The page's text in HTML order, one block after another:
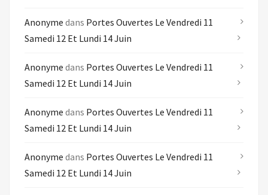
Anonyme dans Portes Ouvertes Le Vendredi 11
Samedi 12 Et Lundi 14 Juin
Anonyme dans Portes Ouvertes Le Vendredi 11
Samedi 12 Et Lundi 14 Juin
Anonyme dans Portes Ouvertes Le Vendredi 11
Samedi 12 Et Lundi 14 Juin
Anonyme dans Portes Ouvertes Le Vendredi 11
Samedi 12 Et Lundi 14 Juin